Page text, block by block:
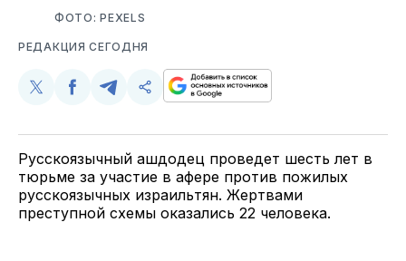
ФОТО: PEXELS
РЕДАКЦИЯ СЕГОДНЯ
Поделиться
Twitter
Поделиться
Facebook
Поделиться
Telegram
Скопируйте
поделитесь
Русскоязычный ашдодец проведет шесть лет в
тюрьме за участие в афере против пожилых
русскоязычных израильтян. Жертвами
преступной схемы оказались 22 человека.